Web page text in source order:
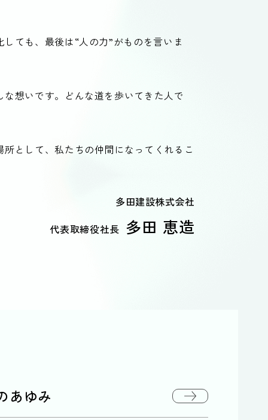
ても、最後は“人の力”がものを言いま
想いです。どんな道を歩いてきた人で
として、私たちの仲間になってくれるこ
多田建設株式会社
代表取締役社長 多田 恵造
あゆみ